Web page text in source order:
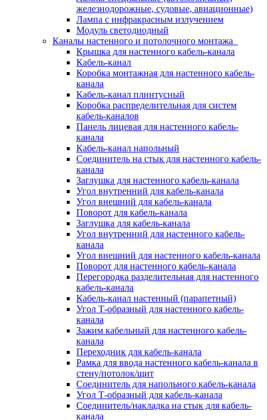
железнодорожные, судовые, авиационные)
Лампа с инфракрасным излучением
Модуль светодиодный
Каналы настенного и потолочного монтажа
Крышка для настенного кабель-канала
Кабель-канал
Коробка монтажная для настенного кабель-
канала
Кабель-канал плинтусный
Коробка распределительная для систем
кабель-каналов
Панель лицевая для настенного кабель-
канала
Кабель-канал напольный
Соединитель на стык для настенного кабель-
канала
Заглушка для настенного кабель-канала
Угол внутренний для кабель-канала
Угол внешний для кабель-канала
Поворот для кабель-канала
Заглушка для кабель-канала
Угол внутренний для настенного кабель-
канала
Угол внешний для настенного кабель-канала
Поворот для настенного кабель-канала
Перегородка разделительная для настенного
кабель-канала
Кабель-канал настенный (парапетный)
Угол Т-образный для настенного кабель-
канала
Зажим кабельный для настенного кабель-
канала
Переходник для кабель-канала
Рамка для ввода настенного кабель-канала в
стену/потолок/щит
Соединитель для напольного кабель-канала
Угол Т-образный для кабель-канала
Соединитель/накладка на стык для кабель-
канала